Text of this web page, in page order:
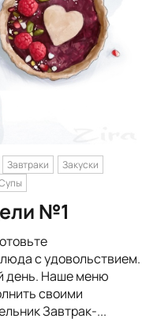
Завтраки
Закуски
№1
с удовольствием.
день. Наше меню
своими
Завтрак-...